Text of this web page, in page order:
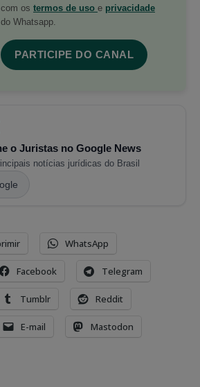
com os termos de uso e privacidade
do Whatsapp.
PARTICIPE DO CANAL
o Juristas no Google News
notícias jurídicas do Brasil
WhatsApp
Facebook Telegram
Tumblr Reddit
E-mail Mastodon